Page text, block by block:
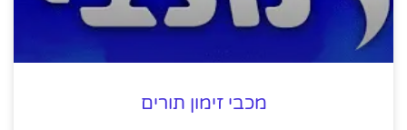
מכבי זימון תורים